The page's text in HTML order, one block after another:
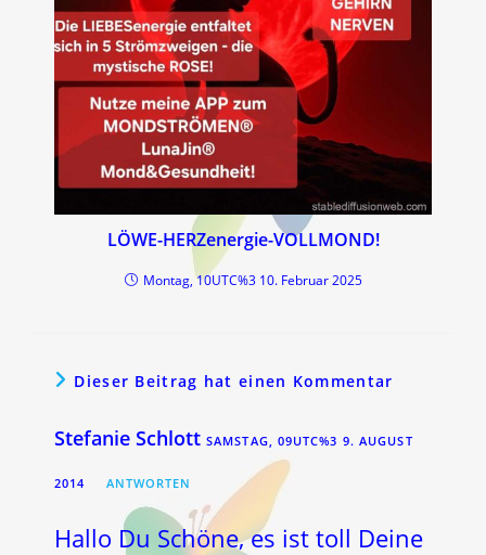
LÖWE-HERZenergie-VOLLMOND!
Montag, 10UTC%3 10. Februar 2025
Dieser Beitrag hat einen Kommentar
Stefanie Schlott SAMSTAG, 09UTC%3 9. AUGUST
2014 ANTWORTEN
Hallo Du Schöne, es ist toll Deine